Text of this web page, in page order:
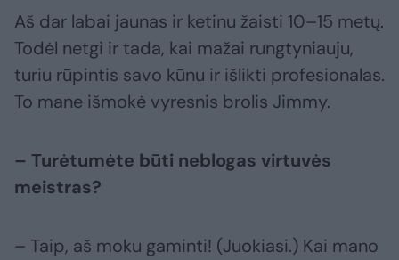
Aš dar labai jaunas ir ketinu žaisti 10–15 metų.
Todėl netgi ir tada, kai mažai rungtyniauju,
turiu rūpintis savo kūnu ir išlikti profesionalas.
To mane išmokė vyresnis brolis Jimmy.
– Turėtumėte būti neblogas virtuvės
meistras?
– Taip, aš moku gaminti! (Juokiasi.) Kai mano